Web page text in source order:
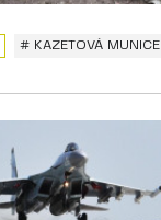
# KAZETOVÁ MUNICE